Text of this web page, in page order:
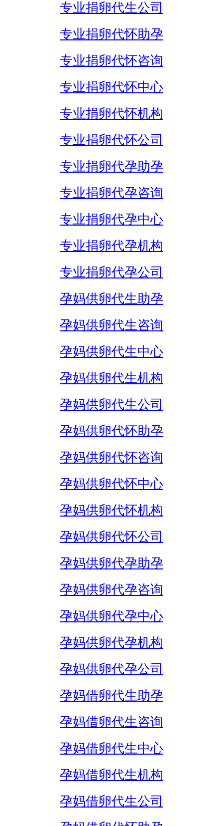
专业捐卵代生公司
专业捐卵代怀助孕
专业捐卵代怀咨询
专业捐卵代怀中心
专业捐卵代怀机构
专业捐卵代怀公司
专业捐卵代孕助孕
专业捐卵代孕咨询
专业捐卵代孕中心
专业捐卵代孕机构
专业捐卵代孕公司
孕妈供卵代生助孕
孕妈供卵代生咨询
孕妈供卵代生中心
孕妈供卵代生机构
孕妈供卵代生公司
孕妈供卵代怀助孕
孕妈供卵代怀咨询
孕妈供卵代怀中心
孕妈供卵代怀机构
孕妈供卵代怀公司
孕妈供卵代孕助孕
孕妈供卵代孕咨询
孕妈供卵代孕中心
孕妈供卵代孕机构
孕妈供卵代孕公司
孕妈借卵代生助孕
孕妈借卵代生咨询
孕妈借卵代生中心
孕妈借卵代生机构
孕妈借卵代生公司